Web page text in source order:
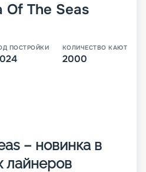
Of The Seas
ПОСТРОЙКИ КОЛИЧЕСТВО КАЮТ
2000
– новинка в
лайнеров